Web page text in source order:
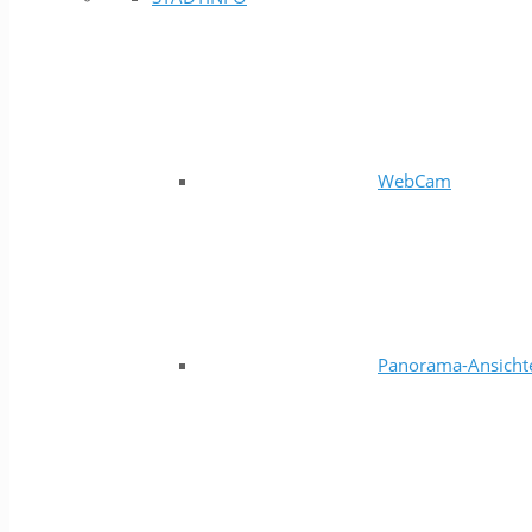
WebCam
Panorama-